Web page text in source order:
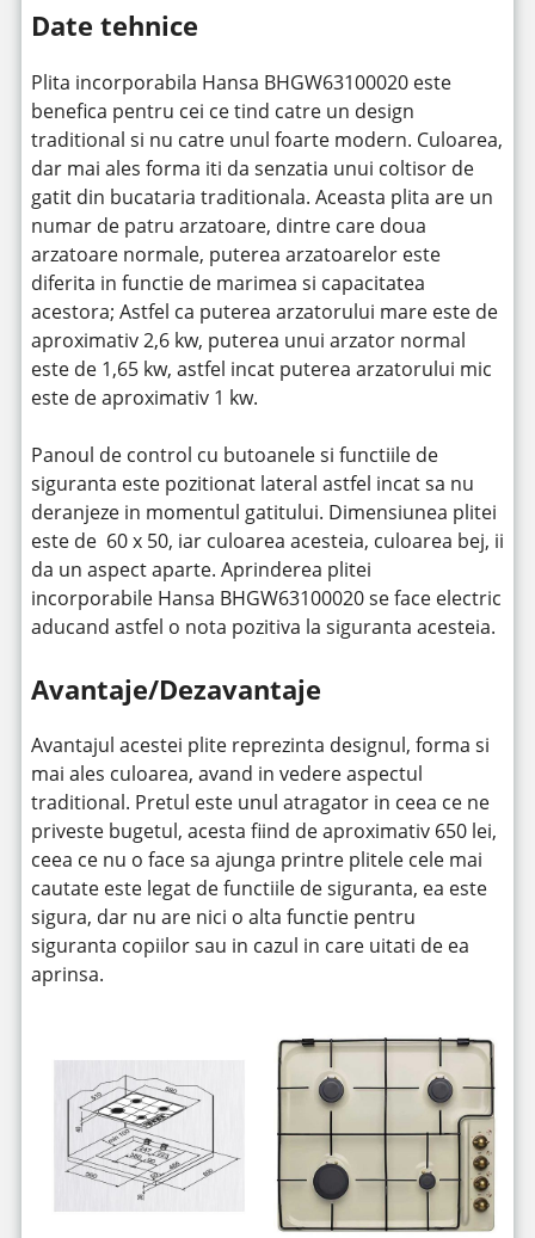
Date tehnice
Plita incorporabila Hansa BHGW63100020 este
benefica pentru cei ce tind catre un design
traditional si nu catre unul foarte modern. Culoarea,
dar mai ales forma iti da senzatia unui coltisor de
gatit din bucataria traditionala. Aceasta plita are un
numar de patru arzatoare, dintre care doua
arzatoare normale, puterea arzatoarelor este
diferita in functie de marimea si capacitatea
acestora; Astfel ca puterea arzatorului mare este de
aproximativ 2,6 kw, puterea unui arzator normal
este de 1,65 kw, astfel incat puterea arzatorului mic
este de aproximativ 1 kw.
Panoul de control cu butoanele si functiile de
siguranta este pozitionat lateral astfel incat sa nu
deranjeze in momentul gatitului. Dimensiunea plitei
este de 60 x 50, iar culoarea acesteia, culoarea bej, ii
da un aspect aparte. Aprinderea plitei
incorporabile Hansa BHGW63100020 se face electric
aducand astfel o nota pozitiva la siguranta acesteia.
Avantaje/Dezavantaje
Avantajul acestei plite reprezinta designul, forma si
mai ales culoarea, avand in vedere aspectul
traditional. Pretul este unul atragator in ceea ce ne
priveste bugetul, acesta fiind de aproximativ 650 lei,
ceea ce nu o face sa ajunga printre plitele cele mai
cautate este legat de functiile de siguranta, ea este
sigura, dar nu are nici o alta functie pentru
siguranta copiilor sau in cazul in care uitati de ea
aprinsa.